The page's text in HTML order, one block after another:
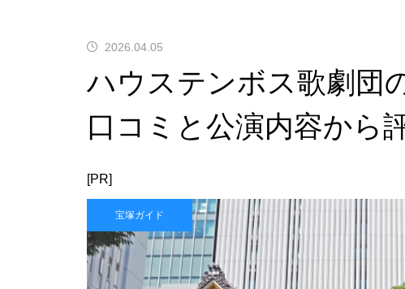
2026.04.05
ハウステンボス歌劇団
口コミと公演内容から
[PR]
宝塚ガイド